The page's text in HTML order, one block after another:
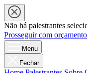
Não há palestrantes
Prosseguir com orçamento
Menu
Fechar